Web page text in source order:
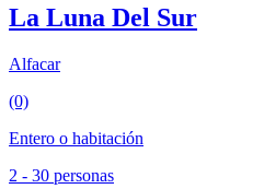
La Luna Del Sur
Alfacar
(0)
Entero o habitación
2 - 30 personas